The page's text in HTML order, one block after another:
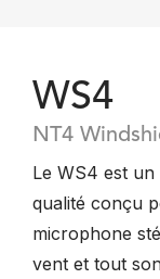
WS4
NT4
Le WS4 est
qualité conçu
microphone
vent et tout